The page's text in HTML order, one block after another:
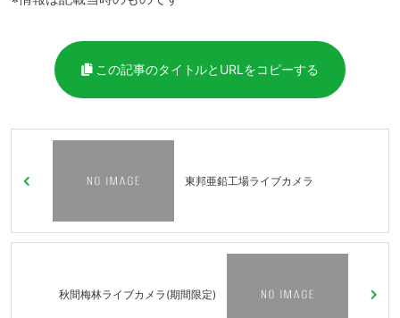
この記事のタイトルとURLをコピーする
東邦亜鉛工場ライブカメラ
秋間梅林ライブカメラ(期間限定)